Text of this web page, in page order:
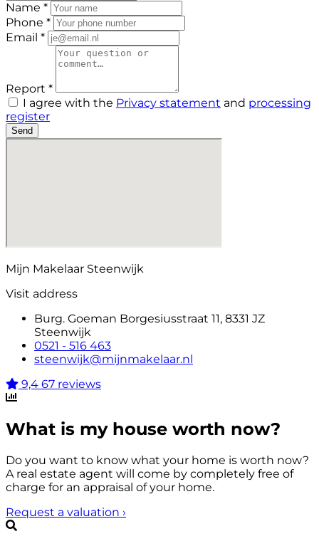
Name *
Phone *
Email *
Report *
I agree with the Privacy statement and processing
register
Send
Mijn Makelaar Steenwijk
Visit address
Burg. Goeman Borgesiusstraat 11, 8331 JZ
Steenwijk
0521 - 516 463
steenwijk@mijnmakelaar.nl
9,4 67 reviews
What is my house worth now?
Do you want to know what your home is worth now?
A real estate agent will come by completely free of
charge for an appraisal of your home.
Request a valuation ›